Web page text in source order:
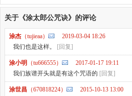
关于《涂太郎公咒诀》的评论
涂杰 （tujieaa）
2019-03-04 18:26
我们也是这样。
[回复]
涂小明 （tu666555）
2017-01-17 19:11
我们族谱开头就是有这个咒语的 [回复]
涂世昌 （670818224）
2015-10-13 13:00